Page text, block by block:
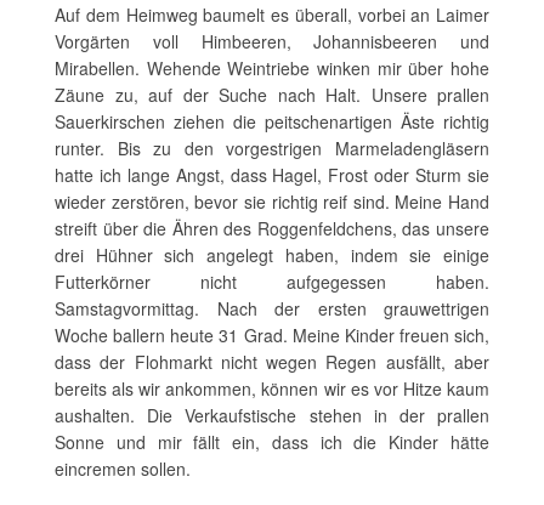
Auf dem Heimweg baumelt es überall, vorbei an Laimer
Vorgärten voll Himbeeren, Johannisbeeren und
Mirabellen. Wehende Weintriebe winken mir über hohe
Zäune zu, auf der Suche nach Halt. Unsere prallen
Sauerkirschen ziehen die peitschenartigen Äste richtig
runter. Bis zu den vorgestrigen Marmeladengläsern
hatte ich lange Angst, dass Hagel, Frost oder Sturm sie
wieder zerstören, bevor sie richtig reif sind. Meine Hand
streift über die Ähren des Roggenfeldchens, das unsere
drei Hühner sich angelegt haben, indem sie einige
Futterkörner nicht aufgegessen haben.
Samstagvormittag. Nach der ersten grauwettrigen
Woche ballern heute 31 Grad. Meine Kinder freuen sich,
dass der Flohmarkt nicht wegen Regen ausfällt, aber
bereits als wir ankommen, können wir es vor Hitze kaum
aushalten. Die Verkaufstische stehen in der prallen
Sonne und mir fällt ein, dass ich die Kinder hätte
eincremen sollen.